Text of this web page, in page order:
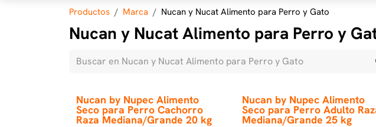
Productos Marca Nucan y Nucat Alimento para Perro y Gato
Nucan y Nucat Alimento para Perro y
Nucan by Nupec Alimento
Seco para Perro Cachorro
Raza Mediana/Grande 20 kg
Nucan by Nupec Alimento
Seco para Perro Adulto
Mediana/Grande 25 kg